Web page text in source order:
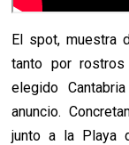
El spot, muestra
tanto por rostros
elegido
anuncio.
junto a la Playa